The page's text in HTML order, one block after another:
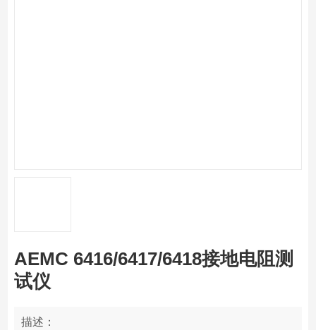
AEMC 6416/6417/6418接地电阻测
试仪
描述：